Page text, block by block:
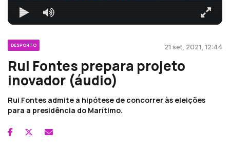
DESPORTO 21 set, 2021, 12:44
Rui Fontes prepara projeto
inovador (áudio)
Rui Fontes admite a hipótese de concorrer às eleições
para a presidência do Marítimo.